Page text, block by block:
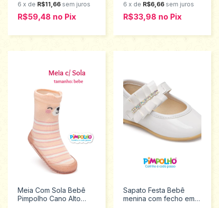
6 x de R$11,66 sem juros
R$59,48 no Pix
6 x de R$6,66 sem juros
R$33,98 no Pix
Meia Com Sola Bebê
Pimpolho Cano Alto
Sapato Festa Bebê
menina com fecho em